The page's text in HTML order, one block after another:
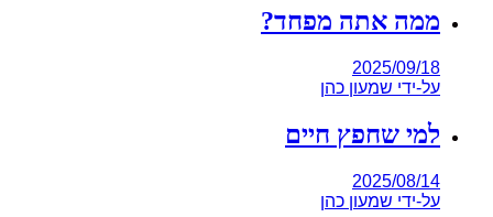
ממה אתה מפחד?
2025/09/18
על-ידי שמעון כהן
למי שחפץ חיים
2025/08/14
על-ידי שמעון כהן